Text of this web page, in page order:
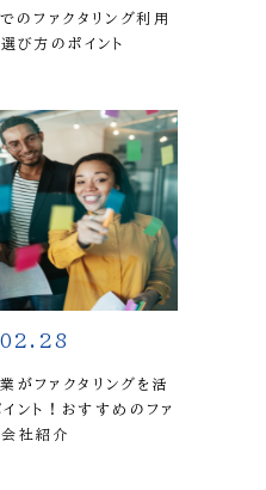
のファクタリング利用
選び方のポイント
がファクタリングを活
ント！おすすめのファ
会社紹介